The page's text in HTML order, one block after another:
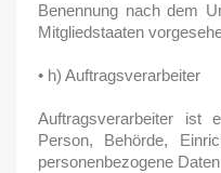
Benennung nach dem
Mitgliedstaaten
• h) Auftragsverarbeiter
Auftragsverarbeiter ist
Person, Behörde,
personenbezogene